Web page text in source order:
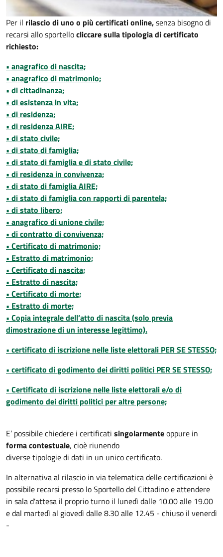
Per il rilascio di uno o più certificati online,senza bisogno di
recarsi allo sportellocliccare sulla tipologia di certificato
richiesto:
• anagrafico di nascita;
• anagrafico di matrimonio;
• di cittadinanza;
• di esistenza in vita;
• di residenza;
• di residenza AIRE;
• di stato civile;
• di stato di famiglia;
• di stato di famiglia e di stato civile;
• di residenza in convivenza;
• di stato di famiglia AIRE;
• di stato di famiglia con rapporti di parentela;
• di stato libero;
• anagrafico di unione civile;
• di contratto di convivenza;
• Certificato di matrimonio;
• Estratto di matrimonio;
• Certificato di nascita;
• Estratto di nascita;
• Certificato di morte;
• Estratto di morte;
• Copia integrale dell’atto di nascita (solo previa
dimostrazione di un interesse legittimo).
• certificato di iscrizione nelle liste elettorali PER SE STESSO;
• certificato di godimento dei diritti politici PER SE STESSO;
• Certificato di iscrizione nelle liste elettorali e/o di
godimento dei diritti politici per altre persone;
E’ possibile chiedere i certificati singolarmenteoppure in
forma contestuale, cioè riunendo
diverse tipologie di dati in un unico certificato.
In alternativa al rilascio in via telematica delle certificazioni è
possibile recarsi presso lo Sportello del Cittadino e attendere
in sala d'attesa il proprio turno il lunedì dalle 10.00 alle 19.00
e dal martedì al giovedì dalle 8.30 alle 12.45 - chiuso il venerdì
-